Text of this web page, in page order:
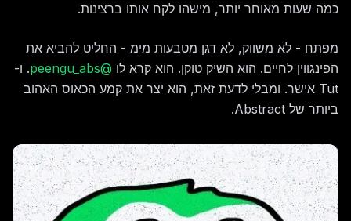
כמה שעות מאוחר יותר, מישהו לקח אותו ברצינות.
מפתח - לא משווק, לא דגן מטבעות מימ - החליט להביא את
הפינגווין לחיים. הוא השיק טוקן. הוא קרא לו @peengu_abs
. ו-
Tut אישר. ומבלי לדעת זאת, הוא יצר את קמע הכאוס האהוב
ביותר של Abstract.